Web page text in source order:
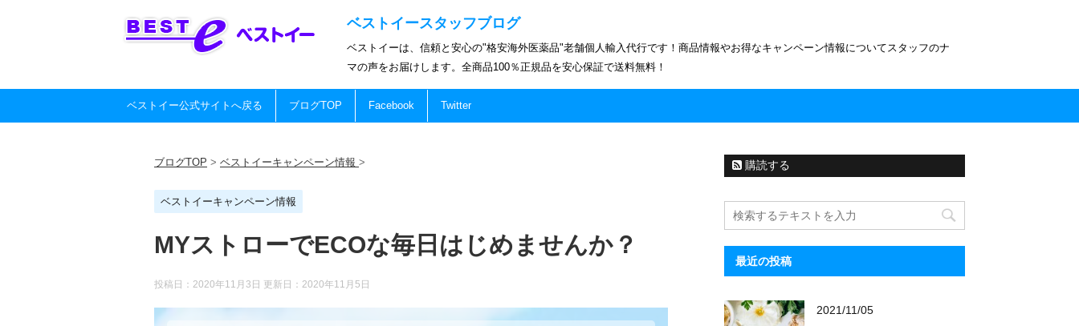
ベストイースタッフブログ
ベストイーは、信頼と安心の"格安海外医薬品"老舗個人輸入代行です！商品情報やお得なキャンペーン情報についてスタッフのナ
マの声をお届けします。全商品100％正規品を安心保証で送料無料！
ベストイー公式サイトへ戻る ブログTOP Facebook Twitter
ブログTOP > ベストイーキャンペーン情報 >
ベストイーキャンペーン情報
MYストローでECOな毎日はじめませんか？
投稿日：2020年11月3日 更新日： 2020年11月5日
購読する
最近の投稿
2021/11/05